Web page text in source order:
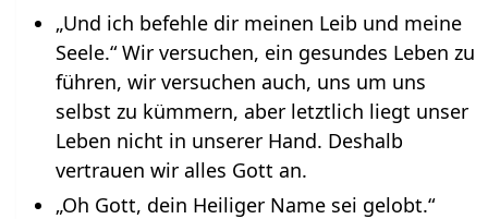
„Und ich befehle dir meinen Leib und meine
Seele.“ Wir versuchen, ein gesundes Leben zu
führen, wir versuchen auch, uns um uns
selbst zu kümmern, aber letztlich liegt unser
Leben nicht in unserer Hand. Deshalb
vertrauen wir alles Gott an.
„Oh Gott, dein Heiliger Name sei gelobt.“